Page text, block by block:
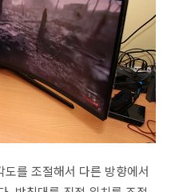
를 조절해서 다른 방향에서